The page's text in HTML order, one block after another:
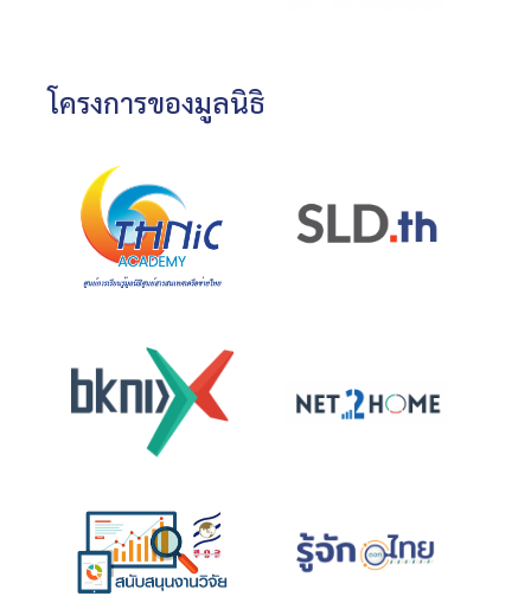
โครงการของมูลนิธิ